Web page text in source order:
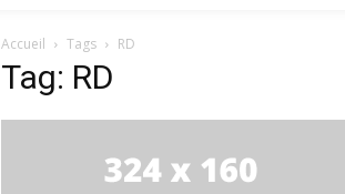
Accueil Tags RD
Tag: RD